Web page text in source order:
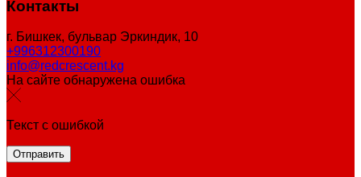
Контакты
г. Бишкек, бульвар Эркиндик, 10
+996312300190
info@redcrescent.kg
На сайте обнаружена ошибка
Текст с ошибкой